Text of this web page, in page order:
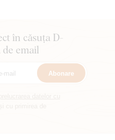
în căsuța D-
de email
Abonare